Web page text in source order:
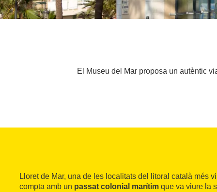
El Museu del Mar proposa un autèntic
Lloret de Mar, una de les localitats del litoral català més
compta amb un passat colonial marítim que va viure la